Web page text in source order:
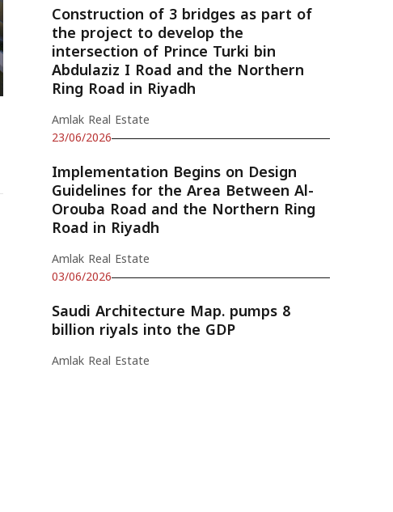
Construction of 3 bridges as part of
the project to develop the
intersection of Prince Turki bin
Abdulaziz I Road and the Northern
Ring Road in Riyadh
Amlak Real Estate
23/06/2026
Implementation Begins on Design
Guidelines for the Area Between Al-
Orouba Road and the Northern Ring
Road in Riyadh
Amlak Real Estate
03/06/2026
Saudi Architecture Map. pumps 8
billion riyals into the GDP
Amlak Real Estate